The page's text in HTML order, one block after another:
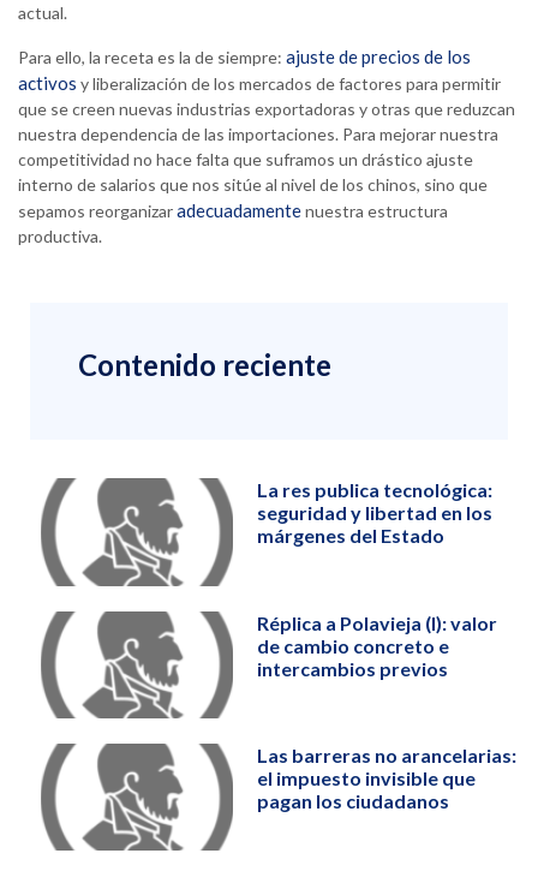
actual.
Para ello, la receta es la de siempre: ajuste de precios de los
activos y liberalización de los mercados de factores para permitir
que se creen nuevas industrias exportadoras y otras que reduzcan
nuestra dependencia de las importaciones. Para mejorar nuestra
competitividad no hace falta que suframos un drástico ajuste
interno de salarios que nos sitúe al nivel de los chinos, sino que
sepamos reorganizaradecuadamentenuestra estructura
productiva.
Contenido reciente
La res publica tecnológica:
seguridad y libertad en los
márgenes del Estado
Réplica a Polavieja (I): valor
de cambio concreto e
intercambios previos
Las barreras no arancelarias:
el impuesto invisible que
pagan los ciudadanos